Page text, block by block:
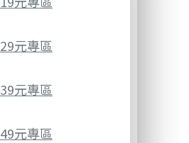
29元專區
39元專區
49元專區